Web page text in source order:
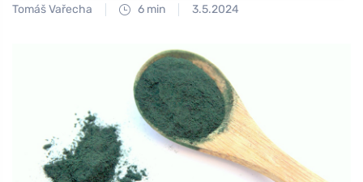
Tomáš Vařecha 6 min 3.5.2024